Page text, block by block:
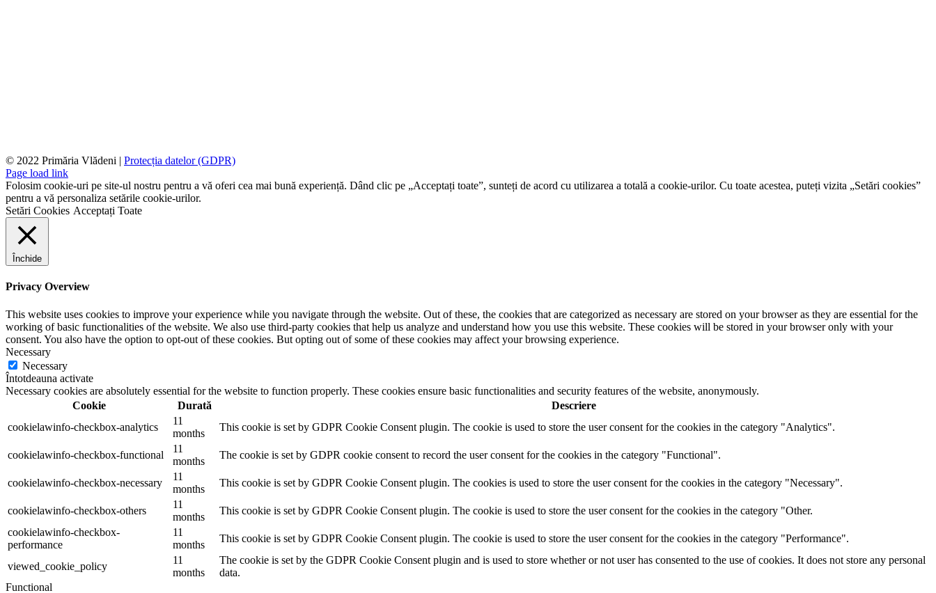
© 2022 Primăria Vlădeni | Protecția datelor (GDPR)
Page load link
Folosim cookie-uri pe site-ul nostru pentru a vă oferi cea mai bună experiență. Dând clic pe „Acceptați toate”, sunteți de acord cu utilizarea a totală a cookie-urilor. Cu toate acestea, puteți vizita „Setări cookies”
pentru a vă personaliza setările cookie-urilor.
Setări Cookies Acceptați Toate
Închide
Privacy Overview
This website uses cookies to improve your experience while you navigate through the website. Out of these, the cookies that are categorized as necessary are stored on your browser as they are essential for the
working of basic functionalities of the website. We also use third-party cookies that help us analyze and understand how you use this website. These cookies will be stored in your browser only with your
consent. You also have the option to opt-out of these cookies. But opting out of some of these cookies may affect your browsing experience.
Necessary
Necessary
Întotdeauna activate
Necessary cookies are absolutely essential for the website to function properly. These cookies ensure basic functionalities and security features of the website, anonymously.
Cookie
Durată
Descriere
cookielawinfo-checkbox-analytics
11
months
This cookie is set by GDPR Cookie Consent plugin. The cookie is used to store the user consent for the cookies in the category "Analytics".
cookielawinfo-checkbox-functional
11
months
The cookie is set by GDPR cookie consent to record the user consent for the cookies in the category "Functional".
cookielawinfo-checkbox-necessary
11
months
This cookie is set by GDPR Cookie Consent plugin. The cookies is used to store the user consent for the cookies in the category "Necessary".
cookielawinfo-checkbox-others
11
months
This cookie is set by GDPR Cookie Consent plugin. The cookie is used to store the user consent for the cookies in the category "Other.
cookielawinfo-checkbox-
performance
11
months
This cookie is set by GDPR Cookie Consent plugin. The cookie is used to store the user consent for the cookies in the category "Performance".
viewed_cookie_policy
11
months
The cookie is set by the GDPR Cookie Consent plugin and is used to store whether or not user has consented to the use of cookies. It does not store any personal
data.
Functional